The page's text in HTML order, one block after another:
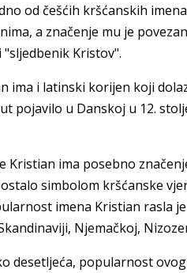
od češćih kršćanskih
a značenje mu je
Kristov".
ima i latinski korijen koji
pojavilo u Danskoj u 12.
Kristian ima posebno
simbolom kršćanske
imena Kristian rasla
Njemačkoj,
desetljeća, popularnost